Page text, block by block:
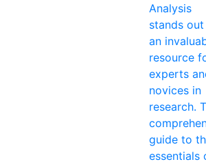
Analysis
stands out
an
resource
experts
novices in
research.
guide to
essentials